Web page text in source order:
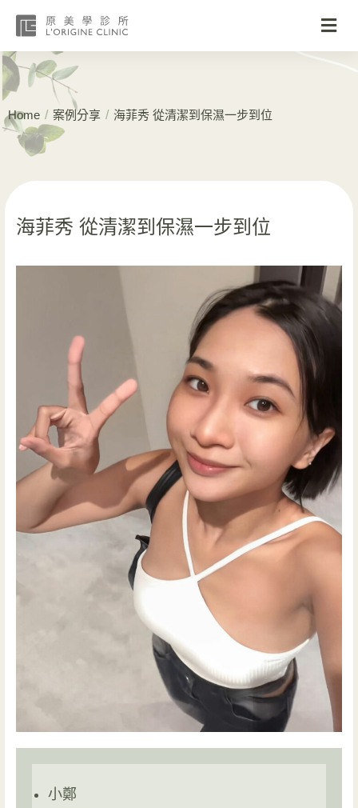
Home / 案例分享 / 海菲秀 從清潔到保濕一步到位
海菲秀 從清潔到保濕一步到位
小鄭